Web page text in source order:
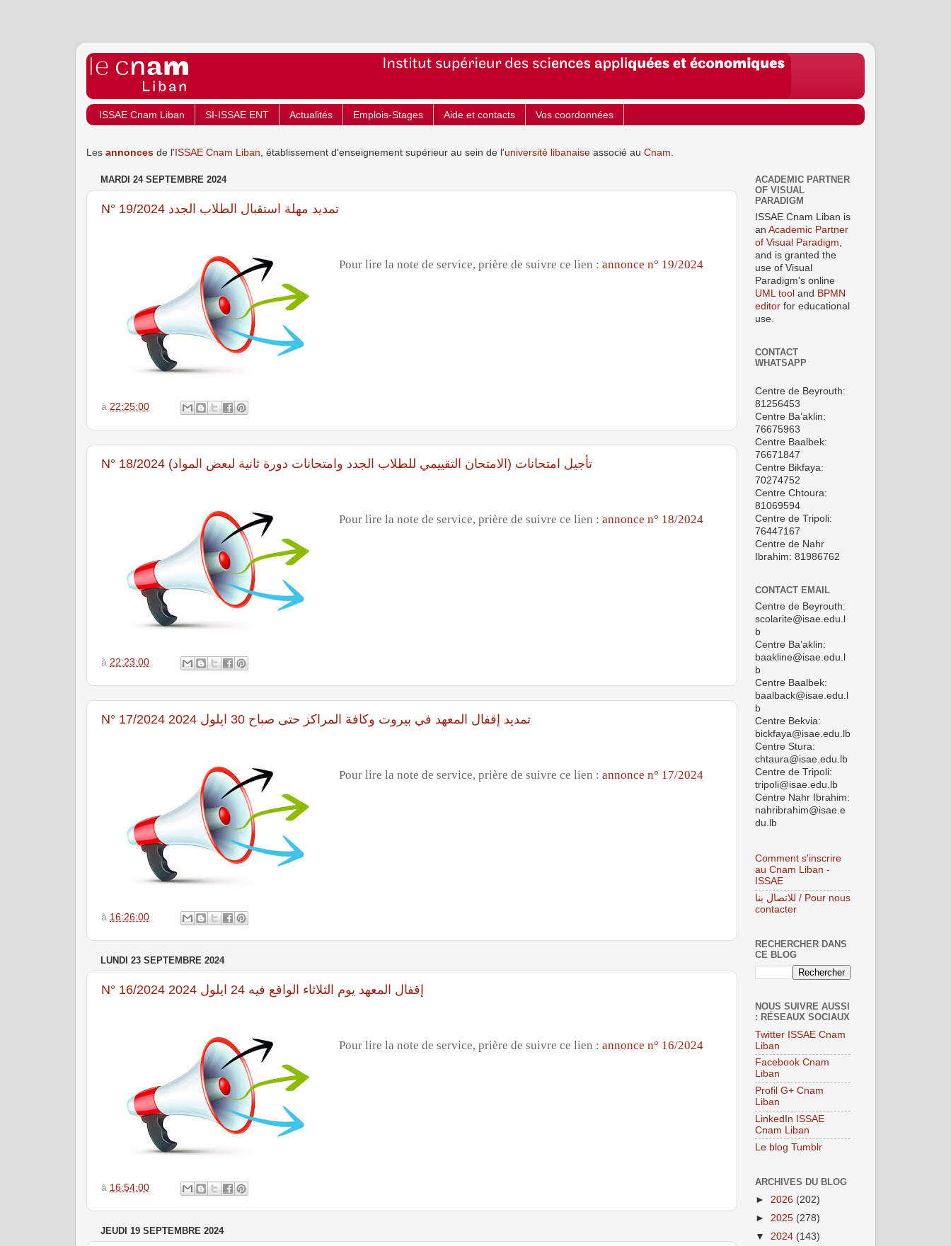
ISSAE Cnam Liban SI-ISSAE ENT Actualités Emplois-Stages Aide et contacts Vos coordonnées
Les annonces de l' ISSAE Cnam Liban , établissement d'enseignement supérieur au sein de l'université libanaise associé au Cnam
MARDI 24 SEPTEMBRE 2024
N° 19/2024 تمديد مهلة استقبال الطلاب الجدد
Pour lire la note de service, prière de suivre ce lien : annonce n° 19/2024
à 22:25:00
N° 18/2024 تأجيل امتحانات (الامتحان التقييمي للطلاب الجدد وامتحانات دورة ثانية لبعض المواد)
Pour lire la note de service, prière de suivre ce lien : annonce n° 18/2024
à 22:23:00
N° 17/2024 تمديد إقفال المعهد في بيروت وكافة المراكز حتى صباح 30 ايلول 2024
Pour lire la note de service, prière de suivre ce lien : annonce n° 17/2024
à 16:26:00
LUNDI 23 SEPTEMBRE 2024
N° 16/2024 إقفال المعهد يوم الثلاثاء الواقع فيه 24 ايلول 2024
Pour lire la note de service, prière de suivre ce lien : annonce n° 16/2024
à 16:54:00
JEUDI 19 SEPTEMBRE 2024
ACADEMIC PARTNER
OF VISUAL
PARADIGM
ISSAE Cnam Liban is
an Academic Partner
of Visual Paradigm
and is granted the
use of Visual
Paradigm's online
UML tool and BPMN
editor for educational
use.
CONTACT
WHATSAPP
Centre de Beyrouth:
81256453
Centre Ba’aklin:
76675963
Centre Baalbek:
76671847
Centre Bikfaya:
70274752
Centre Chtoura:
81069594
Centre de Tripoli:
76447167
Centre de Nahr
Ibrahim: 81986762
CONTACT EMAIL
Centre de Beyrouth:
scolarite@isae.edu.l
b
Centre Ba’aklin:
baakline@isae.edu.l
b
Centre Baalbek:
baalback@isae.edu.l
b
Centre Bekvia:
bickfaya@isae.edu.lb
Centre Stura:
chtaura@isae.edu.lb
Centre de Tripoli:
tripoli@isae.edu.lb
Centre Nahr Ibrahim:
nahribrahim@isae.e
du.lb
Comment s'inscrire
au Cnam Liban -
ISSAE
للاتصال بنا / Pour nous
contacter
RECHERCHER DANS
CE BLOG
NOUS SUIVRE AUSSI
: RÉSEAUX SOCIAUX
Twitter ISSAE Cnam
Liban
Facebook Cnam
Liban
Profil G+ Cnam
Liban
LinkedIn ISSAE
Cnam Liban
Le blog Tumblr
ARCHIVES DU BLOG
► 2026 (202)
► 2025 (278)
▼ 2024 (143)